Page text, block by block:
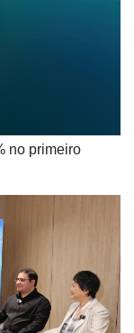
no primeiro